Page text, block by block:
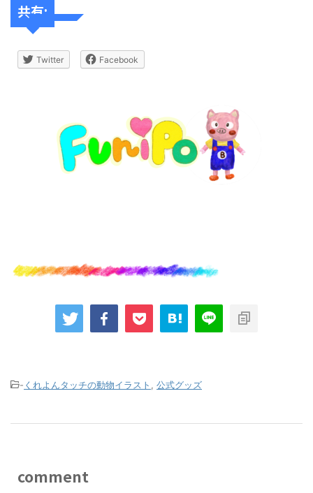
共有:
Twitter Facebook
- くれよんタッチの動物イラスト 公式グッズ
comment